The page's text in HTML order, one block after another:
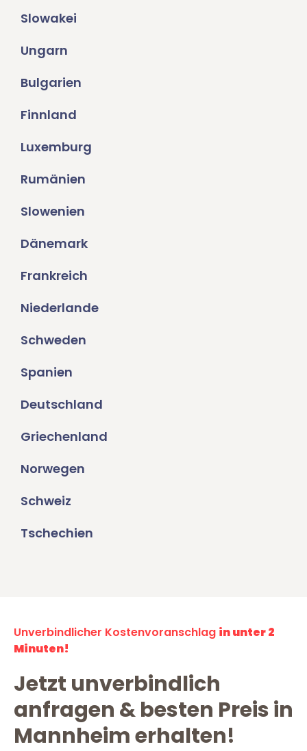
Slowakei
Ungarn
Bulgarien
Finnland
Luxemburg
Rumänien
Slowenien
Dänemark
Frankreich
Niederlande
Schweden
Spanien
Deutschland
Griechenland
Norwegen
Schweiz
Tschechien
Unverbindlicher Kostenvoranschlag in unter 2
Minuten!
Jetzt unverbindlich
anfragen & besten Preis in
Mannheim erhalten!